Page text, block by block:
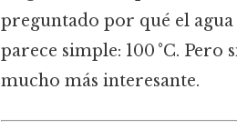
preguntado por qué el agua
parece simple: 100 °C.
mucho más interesante.